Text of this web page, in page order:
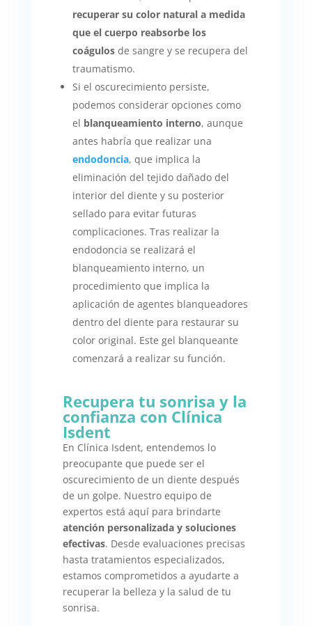
recuperar su color natural a medida
que el cuerpo reabsorbe los
coágulosde sangre y se recupera del
traumatismo.
Si el oscurecimiento persiste,
podemos considerar opciones como
el blanqueamiento interno, aunque
antes habría que realizar una
endodoncia, que implica la
eliminación del tejido dañado del
interior del diente y su posterior
sellado para evitar futuras
complicaciones. Tras realizar la
endodoncia se realizará el
blanqueamiento interno, un
procedimiento que implica la
aplicación de agentes blanqueadores
dentro del diente para restaurar su
color original. Este gel blanqueante
comenzará a realizar su función.
Recupera tu sonrisa y la
confianza con Clínica
Isdent
En Clínica Isdent, entendemos lo
preocupante que puede ser el
oscurecimiento de un diente después
de un golpe. Nuestro equipo de
expertos está aquí para brindarte
atención personalizada y soluciones
efectivas. Desde evaluaciones precisas
hasta tratamientos especializados,
estamos comprometidos a ayudarte a
recuperar la belleza y la salud de tu
sonrisa.